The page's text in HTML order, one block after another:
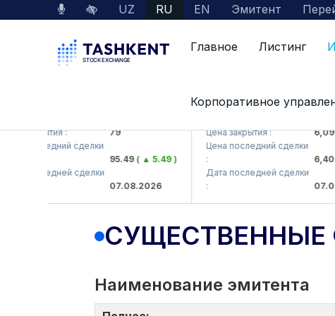
UZ RU EN Эмитент
Главное Листинг
Корпоративное
закрытия :
79
последний сделки
95.49( ▲ 5.49 )
последней сделки
07.08.2026
Цена закрытия :
6,099
Цена последний сделки
6,400(
Дата последней сделки
СУЩЕСТВЕННЫЕ
Наименование эмитента